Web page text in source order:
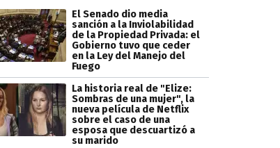
El Senado dio media
sanción a la Inviolabilidad
de la Propiedad Privada: el
Gobierno tuvo que ceder
en la Ley del Manejo del
Fuego
La historia real de "Elize:
Sombras de una mujer", la
nueva película de Netflix
sobre el caso de una
esposa que descuartizó a
su marido